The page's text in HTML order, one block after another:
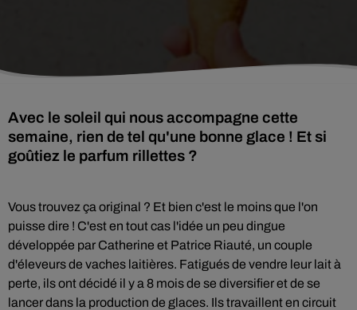
Avec le soleil qui nous accompagne cette
semaine, rien de tel qu'une bonne glace ! Et si
goûtiez le parfum rillettes ?
Vous trouvez ça original ? Et bien c'est le moins que l'on
puisse dire ! C'est en tout cas l'idée un peu dingue
développée par Catherine et Patrice Riauté, un couple
d'éleveurs de vaches laitières. Fatigués de vendre leur lait à
perte, ils ont décidé il y a 8 mois de se diversifier et de se
lancer dans la production de glaces. Ils travaillent en circuit